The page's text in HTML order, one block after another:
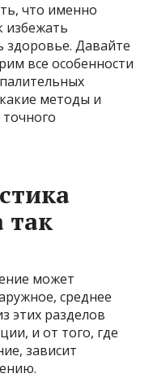
что именно
избежать
здоровье. Давайте
все особенности
методы и
так
может
среднее
этих разделов
и от того, где
зависит